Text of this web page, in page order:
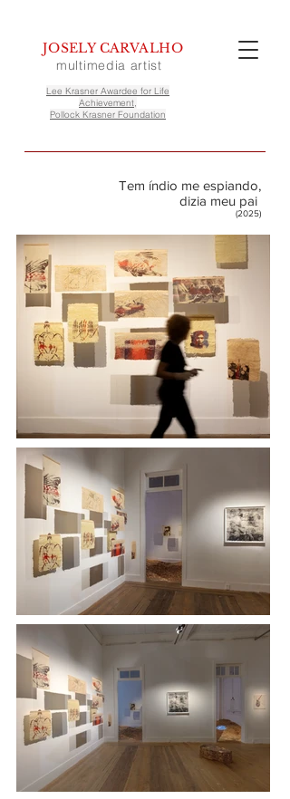
Lee Krasner Awardee for Life
Achievement,
Pollock Krasner Foundation
JOSELY CARVALHO
multimedia artist
Tem índio me espiando,
dizia meu pai
(2025)